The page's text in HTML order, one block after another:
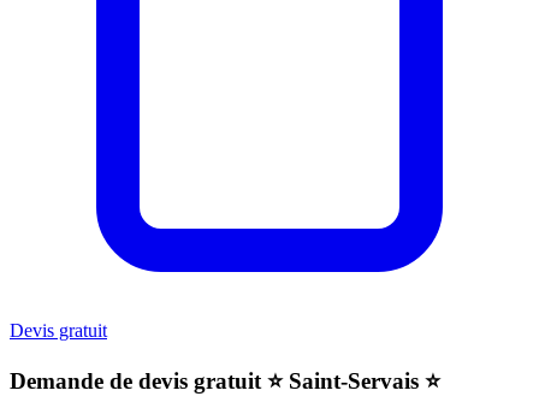
Devis gratuit
Demande de devis gratuit ⭐️ Saint-Servais ⭐️